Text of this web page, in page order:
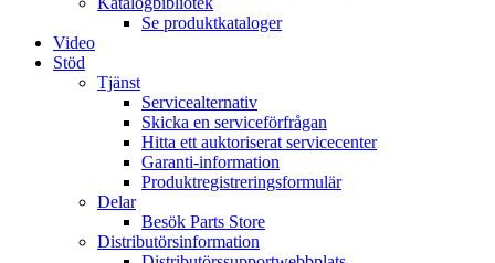
Se produktkataloger
Video
Stöd
Tjänst
Servicealternativ
Skicka en serviceförfrågan
Hitta ett auktoriserat servicecenter
Garanti-information
Produktregistreringsformulär
Delar
Besök Parts Store
Distributörsinformation